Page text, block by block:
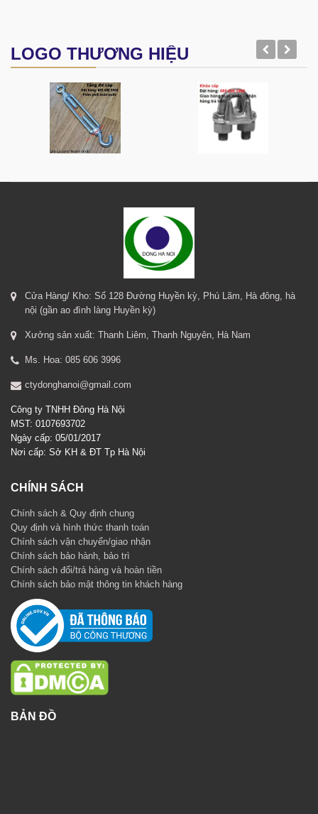
LOGO THƯƠNG HIỆU
Cửa Hàng/ Kho: Số 128 Đường Huyền kỳ, Phú Lãm, Hà đông, hà
nội (gần ao đình làng Huyền kỳ)
Xưởng sản xuất: Thanh Liêm, Thanh Nguyên, Hà Nam
Ms. Hoa: 085 606 3996
ctydonghanoi@gmail.com
Công ty TNHH Đông Hà Nội
MST: 0107693702
Ngày cấp: 05/01/2017
Nơi cấp: Sở KH & ĐT Tp Hà Nội
CHÍNH SÁCH
Chính sách & Quy định chung
Quy định và hình thức thanh toán
Chính sách vận chuyển/giao nhận
Chính sách bảo hành, bảo trì
Chính sách đổi/trả hàng và hoàn tiền
Chính sách bảo mật thông tin khách hàng
BẢN ĐỒ